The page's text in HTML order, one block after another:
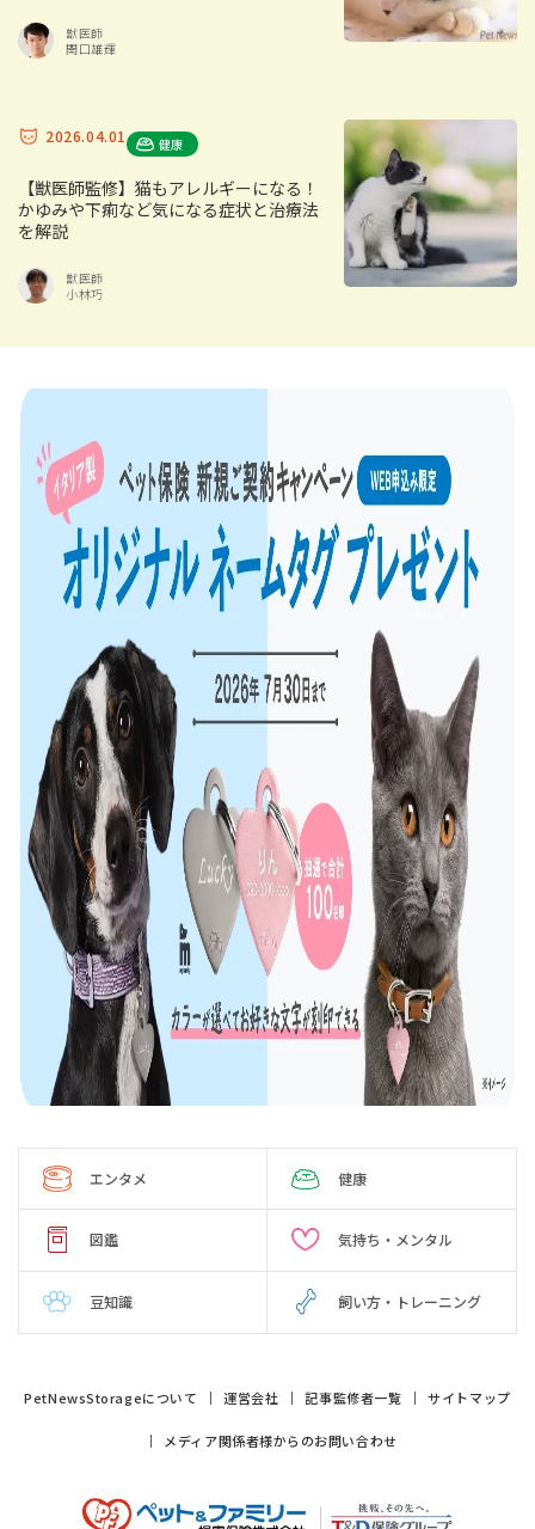
獣医師
関口雄輝
2026.04.01 健康
【獣医師監修】猫もアレルギーになる！
かゆみや下痢など気になる症状と治療法
を解説
獣医師
小林巧
エンタメ 健康
図鑑 気持ち・メンタル
豆知識 飼い方・トレーニング
PetNewsStorageについて 運営会社 記事監修者一覧 サイトマップ
メディア関係者様からのお問い合わせ